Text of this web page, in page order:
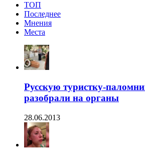
ТОП
Последнее
Мнения
Места
Русскую туристку-
разобрали на органы
28.06.2013